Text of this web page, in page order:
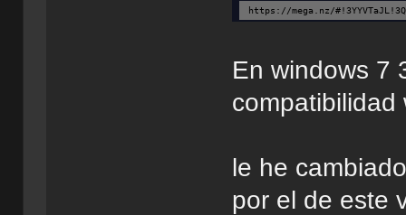
https://mega.nz/
En windows 7
compatibilidad
le he
por el de este